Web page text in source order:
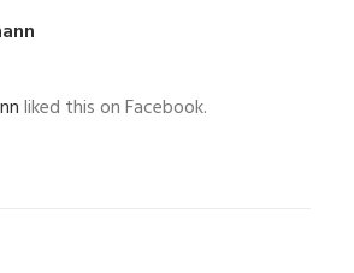
liked this on Facebook.